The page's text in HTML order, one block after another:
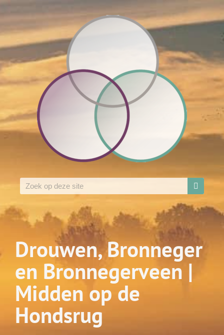
Drouwen, Bronneger
en Bronnegerveen |
Midden op de
Hondsrug